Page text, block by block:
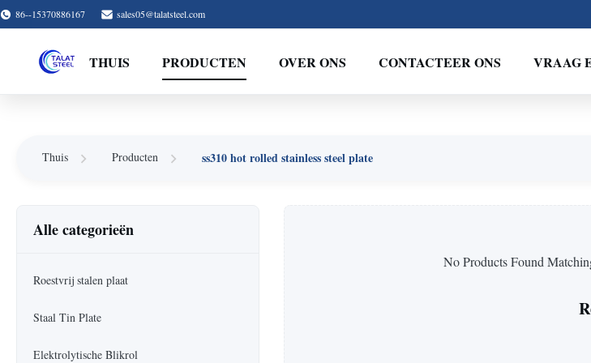
86--15370886167 sales05@talatsteel.com
THUIS PRODUCTEN OVER ONS CONTACTEER ONS VRAAG
Thuis Producten ss310 hot rolled stainless steel plate
Alle categorieën
Roestvrij stalen plaat
Staal Tin Plate
Elektrolytische Blikrol
No Products Found